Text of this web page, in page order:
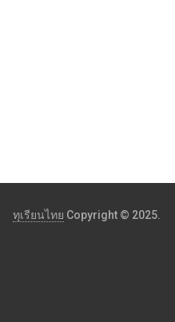
ทุเรียนไทย Copyright © 2025.